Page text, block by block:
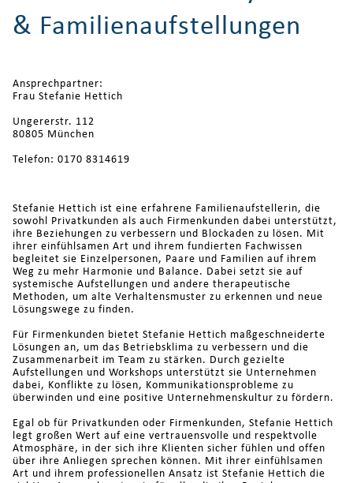
& Familienaufstellungen
Ansprechpartner:
Frau Stefanie Hettich
Ungererstr. 112
80805 München
Telefon: 0170 8314619
Stefanie Hettich ist eine erfahrene Familienaufstellerin, die
sowohl Privatkunden als auch Firmenkunden dabei unterstützt,
ihre Beziehungen zu verbessern und Blockaden zu lösen. Mit
ihrer einfühlsamen Art und ihrem fundierten Fachwissen
begleitet sie Einzelpersonen, Paare und Familien auf ihrem
Weg zu mehr Harmonie und Balance. Dabei setzt sie auf
systemische Aufstellungen und andere therapeutische
Methoden, um alte Verhaltensmuster zu erkennen und neue
Lösungswege zu finden.
Für Firmenkunden bietet Stefanie Hettich maßgeschneiderte
Lösungen an, um das Betriebsklima zu verbessern und die
Zusammenarbeit im Team zu stärken. Durch gezielte
Aufstellungen und Workshops unterstützt sie Unternehmen
dabei, Konflikte zu lösen, Kommunikationsprobleme zu
überwinden und eine positive Unternehmenskultur zu fördern.
Egal ob für Privatkunden oder Firmenkunden, Stefanie Hettich
legt großen Wert auf eine vertrauensvolle und respektvolle
Atmosphäre, in der sich ihre Klienten sicher fühlen und offen
über ihre Anliegen sprechen können. Mit ihrer einfühlsamen
Art und ihrem professionellen Ansatz ist Stefanie Hettich die